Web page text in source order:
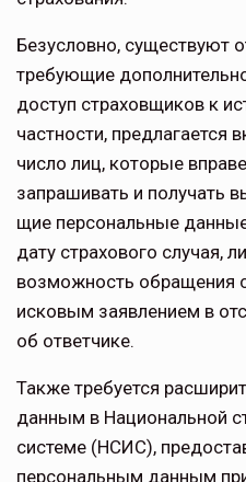
Безусловно, существуют
требующие
доступ страхов­щиков к
частности, предлагается
число лиц, которые
запрашивать и получать
щие персональные
дату страхового случая,
возможность обраще­ния
исковым заявлением в
об ответчике.
Также требуется
дан­ным в Национальной
системе (НСИС),
персональным данным